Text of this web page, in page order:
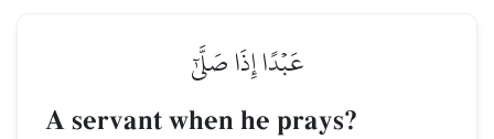
عَبۡدًا إِذَا صَلَّىٰٓ
A servant when he prays?